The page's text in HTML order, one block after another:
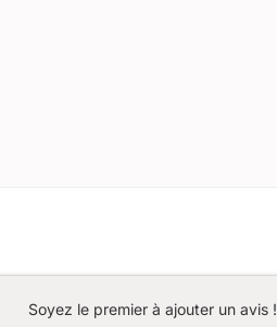
Soyez le premier à ajouter un avis !